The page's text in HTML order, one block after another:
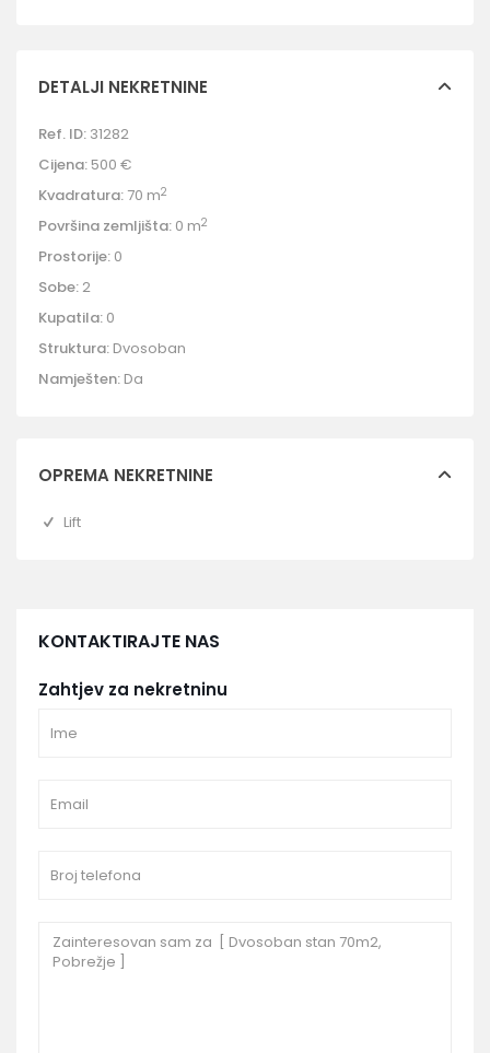
DETALJI NEKRETNINE
Ref. ID: 31282
Cijena: 500 €
Kvadratura: 70 m2
Površina zemljišta: 0 m2
Prostorije: 0
Sobe: 2
Kupatila: 0
Struktura: Dvosoban
Namješten: Da
OPREMA NEKRETNINE
Lift
KONTAKTIRAJTE NAS
Zahtjev za nekretninu